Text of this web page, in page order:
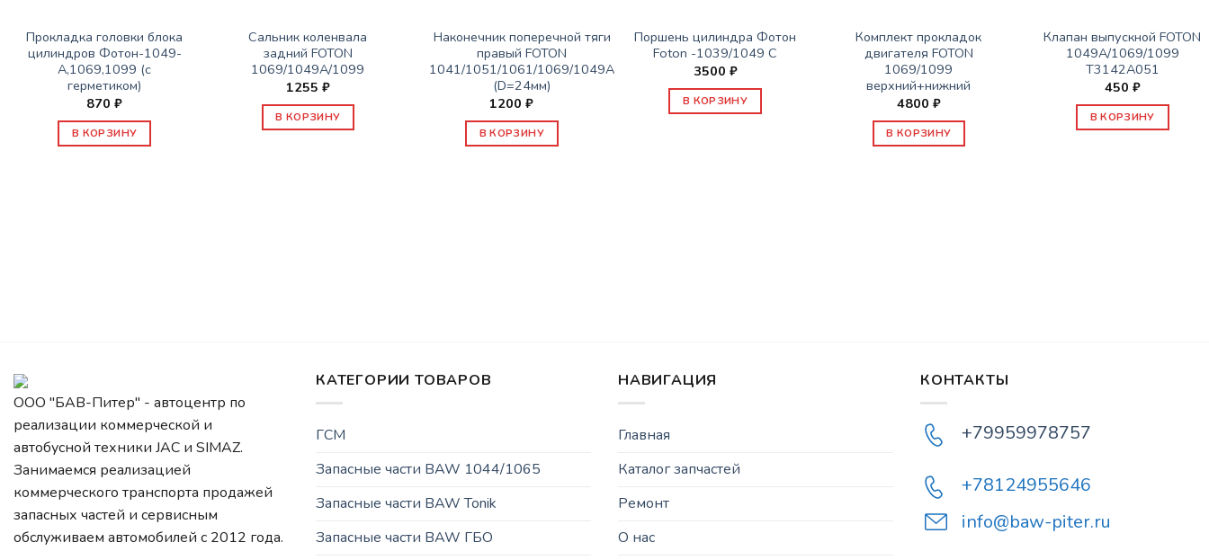
Прокладка головки блока
цилиндров Фотон-1049-
А,1069,1099 (с
герметиком)
870₽
В КОРЗИНУ
Сальник коленвала
задний FOTON
1069/1049А/1099
1255 ₽
В КОРЗИНУ
Наконечник поперечной тяги
правый FOTON
1041/1051/1061/1069/1049А
(D=24мм)
1200₽
В КОРЗИНУ
Поршень цилиндра Фотон
Foton -1039/1049 С
3500 ₽
В КОРЗИНУ
Комплект прокладок
двигателя FOTON
1069/1099
верхний+нижний
4800 ₽
В КОРЗИНУ
Клапан выпускной FOTON
1049А/1069/1099
Т3142А051
450 ₽
В КОРЗИНУ
ООО "БАВ-Питер" - автоцентр по
реализации коммерческой и
автобусной техники JAC и SIMAZ.
Занимаемся реализацией
коммерческого транспорта продажей
запасных частей и сервисным
обслуживаем автомобилей c 2012 года.
КАТЕГОРИИ ТОВАРОВ
ГСМ
Запасные части BAW 1044/1065
Запасные части BAW Tonik
Запасные части BAW ГБО
НАВИГАЦИЯ
Главная
Каталог запчастей
Ремонт
О нас
КОНТАКТЫ
+79959978757
+78124955646
info@baw-piter.ru